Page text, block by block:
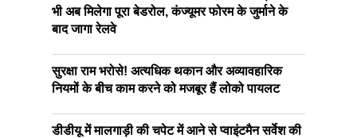
भी अब मिलेगा पूरा बेडरोल, कंज्यूमर फोरम के जुर्माने के
बाद जागा रेलवे
सुरक्षा राम भरोसे! अत्यधिक थकान और अव्यावहारिक
नियमों के बीच काम करने को मजबूर हैं लोको पायलट
डीडीयू में मालगाड़ी की चपेट में आने से प्वाइंटमैन सर्वेश की